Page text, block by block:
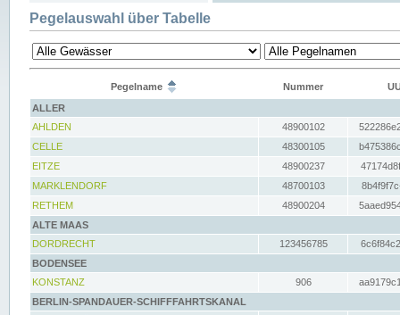
Pegelauswahl über Tabelle
Pegelname Nummer
ALLER
AHLDEN
48900102
CELLE
48300105
EITZE
48900237
MARKLENDORF
48700103
RETHEM
48900204
ALTE MAAS
DORDRECHT
123456785
BODENSEE
KONSTANZ
906
BERLIN-SPANDAUER-SCHIFFFAHRTSKANAL